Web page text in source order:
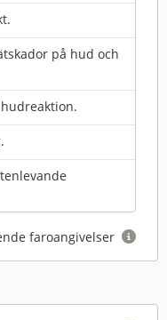
på hud och
faroangivelser 